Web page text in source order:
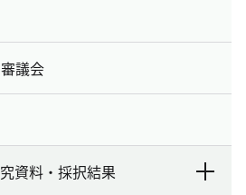
議会
資料・採択結果